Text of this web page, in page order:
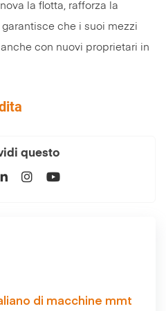
la flotta, rafforza la
che i suoi mezzi
con nuovi proprietari in
questo
di macchine mmt